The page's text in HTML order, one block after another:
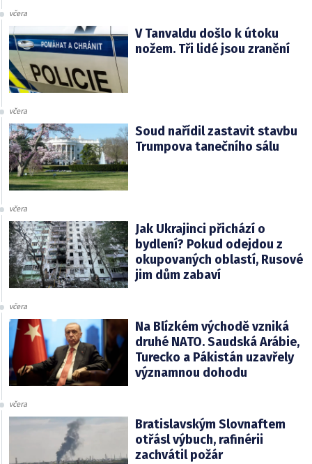
včera
V Tanvaldu došlo k útoku
nožem. Tři lidé jsou zranění
včera
Soud nařídil zastavit stavbu
Trumpova tanečního sálu
včera
Jak Ukrajinci přichází o
bydlení? Pokud odejdou z
okupovaných oblastí, Rusové
jim dům zabaví
včera
Na Blízkém východě vzniká
druhé NATO. Saudská Arábie,
Turecko a Pákistán uzavřely
významnou dohodu
včera
Bratislavským Slovnaftem
otřásl výbuch, rafinérii
zachvátil požár